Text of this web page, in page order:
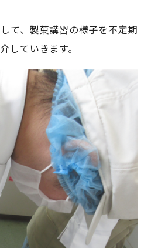
て、製菓講習の様子を不定期
していきます。